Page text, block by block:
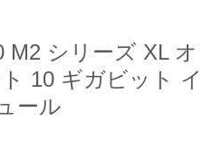
M2 シリーズ XL オ
10 ギガビット イ
ール